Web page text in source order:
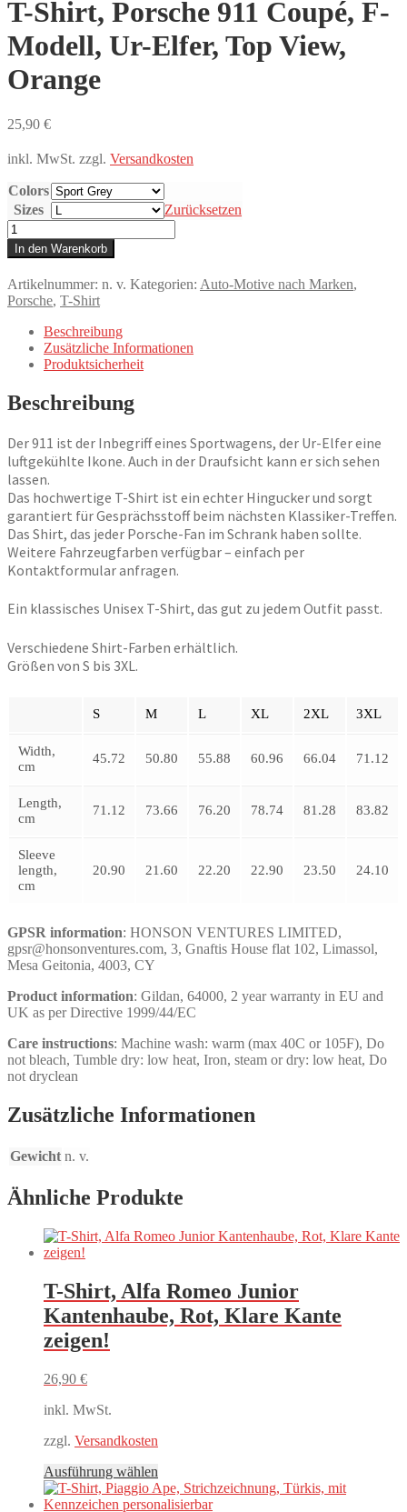
T-Shirt, Porsche 911 Coupé, F-
Modell, Ur-Elfer, Top View,
Orange
25,90 €
inkl. MwSt. zzgl. Versandkosten
Colors
Sizes
Zurücksetzen
T-
Shirt,
Porsche
911
Coupé,
F-
Modell,
Orange
In den Warenkorb
Artikelnummer: n. v. Kategorien: Auto-Motive nach Marken,
Porsche, T-Shirt
Beschreibung
Zusätzliche Informationen
Produktsicherheit
Beschreibung
Der 911 ist der Inbegriff eines Sportwagens, der Ur-Elfer eine
luftgekühlte Ikone. Auch in der Draufsicht kann er sich sehen
lassen.
Das hochwertige T-Shirt ist ein echter Hingucker und sorgt
garantiert für Gesprächsstoff beim nächsten Klassiker-Treffen.
Das Shirt, das jeder Porsche-Fan im Schrank haben sollte.
Weitere Fahrzeugfarben verfügbar – einfach per
Kontaktformular anfragen.
Ein klassisches Unisex T-Shirt, das gut zu jedem Outfit passt.
Verschiedene Shirt-Farben erhältlich.
Größen von S bis 3XL.
S M L XL 2XL 3XL
Width,
cm
45.72 50.80 55.88 60.96 66.04 71.12
Length,
cm
71.12 73.66 76.20 78.74 81.28 83.82
Sleeve
length,
cm
20.90 21.60 22.20 22.90 23.50 24.10
GPSR information: HONSON VENTURES LIMITED,
gpsr@honsonventures.com, 3, Gnaftis House flat 102, Limassol,
Mesa Geitonia, 4003, CY
Product information: Gildan, 64000, 2 year warranty in EU and
UK as per Directive 1999/44/EC
Care instructions: Machine wash: warm (max 40C or 105F), Do
not bleach, Tumble dry: low heat, Iron, steam or dry: low heat, Do
not dryclean
Zusätzliche Informationen
Gewicht n. v.
Ähnliche Produkte
T-Shirt, Alfa Romeo Junior
Kantenhaube, Rot, Klare Kante
zeigen!
26,90 €
inkl. MwSt.
zzgl. Versandkosten
Ausführung wählen
Produkt
weist